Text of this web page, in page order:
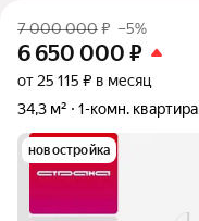
7 000 000₽ –5%
6 650 000 ₽
от 25 115 ₽ в месяц
34,3 м²
1-комн. квартира
новостройка